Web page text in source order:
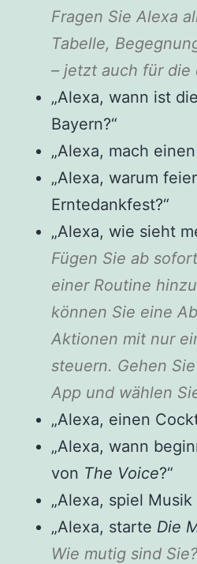
Fragen Sie Alexa
Tabelle,
– jetzt auch für die
„Alexa, wann ist
Bayern?“
„Alexa, mach
„Alexa, warum
Erntedankfest?“
„Alexa, wie sieht
Fügen Sie ab
einer Routine
können Sie eine
Aktionen mit nur
steuern. Gehen
App und wählen
„Alexa, einen
„Alexa, wann
von The Voice?“
„Alexa, spiel Musik
„Alexa, starte Die
Wie mutig sind